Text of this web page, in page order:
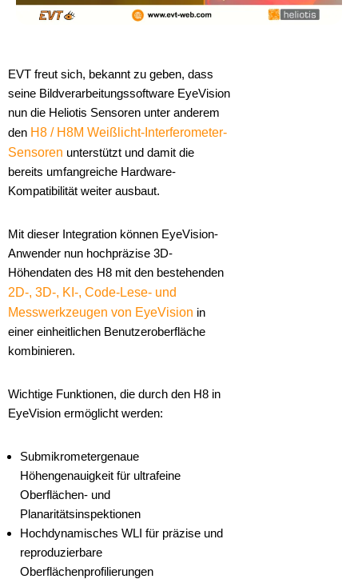
EVT freut sich, bekannt zu geben, dass
seine Bildverarbeitungssoftware EyeVision
nun die Heliotis Sensoren unter anderem
den H8 / H8M Weißlicht-Interferometer-
Sensoren unterstützt und damit die
bereits umfangreiche Hardware-
Kompatibilität weiter ausbaut.
Mit dieser Integration können EyeVision-
Anwender nun hochpräzise 3D-
Höhendaten des H8 mit den bestehenden
2D-, 3D-, KI-, Code-Lese- und
Messwerkzeugen von EyeVision in
einer einheitlichen Benutzeroberfläche
kombinieren.
Wichtige Funktionen, die durch den H8 in
EyeVision ermöglicht werden:
Submikrometergenaue
Höhengenauigkeit für ultrafeine
Oberflächen- und
Planaritätsinspektionen
Hochdynamisches WLI für präzise und
reproduzierbare
Oberflächenprofilierungen